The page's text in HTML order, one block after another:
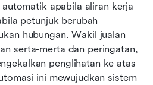
apabila aliran kerja
petunjuk berubah
hubungan. Wakil jualan
serta-merta dan peringatan,
penglihatan ke atas
ini mewujudkan sistem